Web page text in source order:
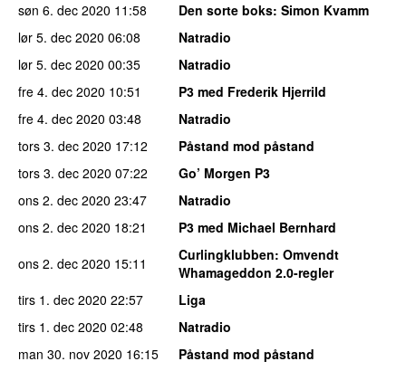
søn 6. dec 2020 11:58 Den sorte boks: Simon Kvamm
lør 5. dec 2020 06:08
Natradio
lør 5. dec 2020 00:35
Natradio
fre 4. dec 2020 10:51
P3 med Frederik Hjerrild
fre 4. dec 2020 03:48
Natradio
tors 3. dec 2020 17:12
Påstand mod påstand
tors 3. dec 2020 07:22
Go’ Morgen P3
ons 2. dec 2020 23:47
Natradio
ons 2. dec 2020 18:21
P3 med Michael Bernhard
ons 2. dec 2020 15:11 Curlingklubben: Omvendt
Whamageddon 2.0-regler
tirs 1. dec 2020 22:57
Liga
tirs 1. dec 2020 02:48
Natradio
man 30. nov 2020 16:15
Påstand mod påstand